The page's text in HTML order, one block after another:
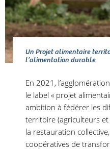
Un Projet alimentaire
l’alimentation durable
En 2021,
le label « projet
ambition à fédérer les
territoire (agriculteurs
la restauration
coopératives de